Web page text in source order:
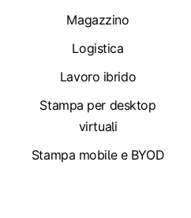
Magazzino
Logistica
Lavoro ibrido
Stampa per desktop
virtuali
Stampa mobile e BYOD